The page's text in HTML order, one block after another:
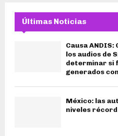
Últimas Noticias
Causa
los audios de
determinar si
generados
México: las
niveles